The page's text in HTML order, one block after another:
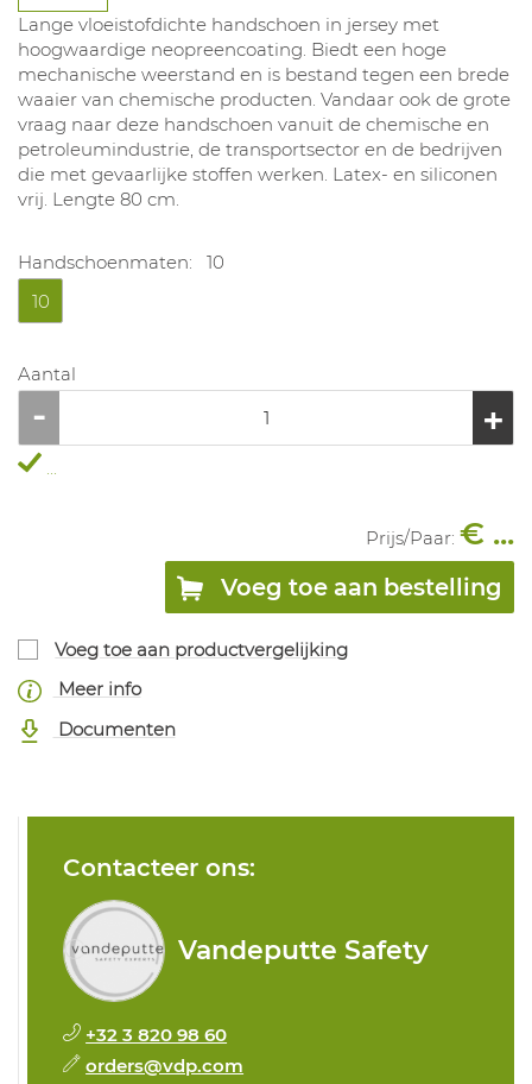
Lange vloeistofdichte handschoen in jersey met
hoogwaardige neopreencoating. Biedt een hoge
mechanische weerstand en is bestand tegen een brede
waaier van chemische producten. Vandaar ook de grote
vraag naar deze handschoen vanuit de chemische en
petroleumindustrie, de transportsector en de bedrijven
die met gevaarlijke stoffen werken. Latex- en siliconen
vrij. Lengte 80 cm.
Handschoenmaten:
10
10
Aantal
...
Prijs/Paar: € ...
Voeg toe aan bestelling
Voeg toe aan productvergelijking
Meer info
Documenten
Contacteer ons:
Vandeputte Safety
+32 3 820 98 60
orders@vdp.com